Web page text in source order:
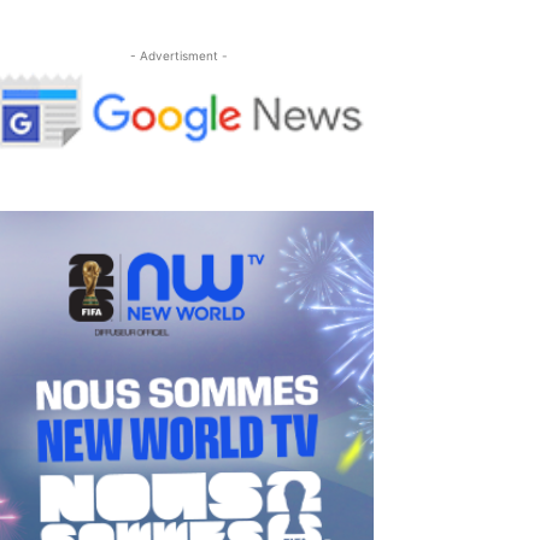
- Advertisment -